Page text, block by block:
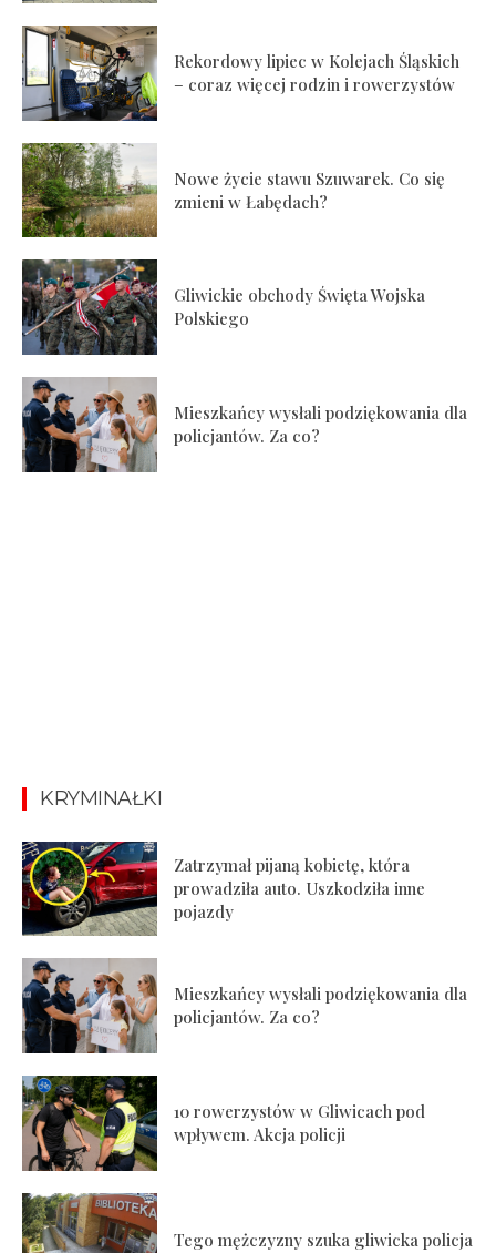
Rekordowy lipiec w Kolejach Śląskich
– coraz więcej rodzin i rowerzystów
Nowe życie stawu Szuwarek. Co się
zmieni w Łabędach?
Gliwickie obchody Święta Wojska
Polskiego
Mieszkańcy wysłali podziękowania dla
policjantów. Za co?
KRYMINAŁKI
Zatrzymał pijaną kobietę, która
prowadziła auto. Uszkodziła inne
pojazdy
Mieszkańcy wysłali podziękowania dla
policjantów. Za co?
10 rowerzystów w Gliwicach pod
wpływem. Akcja policji
Tego mężczyzny szuka gliwicka policja